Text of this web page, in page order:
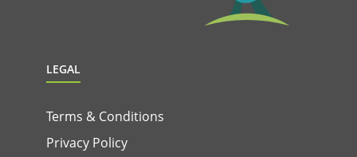
LEGAL
Terms & Conditions
Privacy Policy